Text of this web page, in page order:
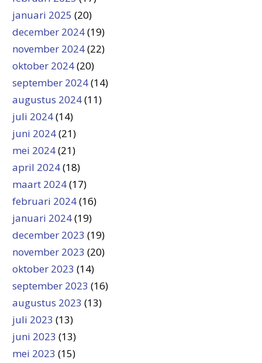
januari 2025 (20)
december 2024(19)
november 2024(22)
oktober 2024(20)
september 2024(14)
augustus 2024(11)
juli 2024(14)
juni 2024(21)
mei 2024(21)
april 2024(18)
maart 2024(17)
februari 2024(16)
januari 2024(19)
december 2023 (19)
november 2023 (20)
oktober 2023 (14)
september 2023 (16)
augustus 2023 (13)
juli 2023 (13)
juni 2023 (13)
mei 2023 (15)